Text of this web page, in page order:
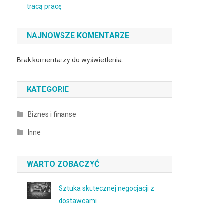
tracą pracę
NAJNOWSZE KOMENTARZE
Brak komentarzy do wyświetlenia.
KATEGORIE
Biznes i finanse
Inne
WARTO ZOBACZYĆ
Sztuka skutecznej negocjacji z
dostawcami